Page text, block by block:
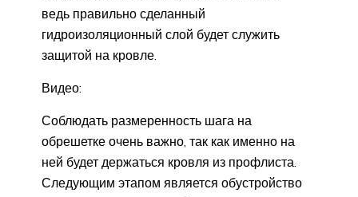
ведь правильно сделанный
гидроизоляционный слой будет служить
защитой на кровле.
Видео:
Соблюдать размеренность шага на
обрешетке очень важно, так как именно на
ней будет держаться кровля из профлиста.
Следующим этапом является обустройство